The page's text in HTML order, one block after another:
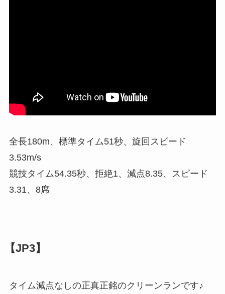
全長180m、標準タイム51秒、旋回スピード
3.53m/s
競技タイム54.35秒、拒絶1、減点8.35、スピード
3.31、8席
【JP3】
タイム減点なしの正真正銘のクリーンランです♪